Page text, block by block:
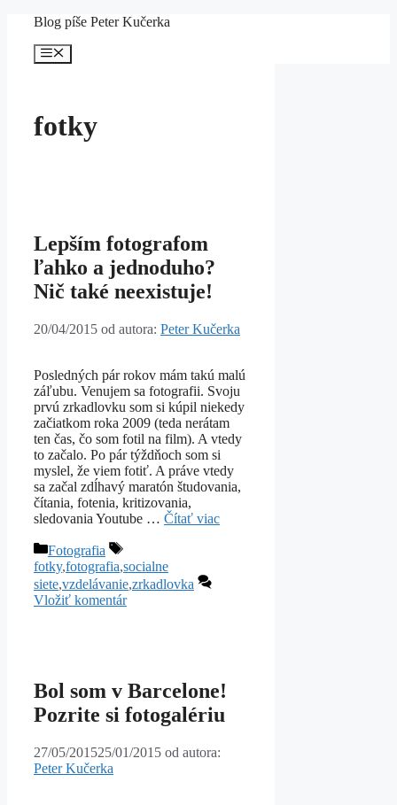
Preskočiť
Blog píše Peter Kučerka
Menu
fotky
Lepším fotografom
ľahko a jednoduho?
Nič také neexistuje!
20/04/2015 od autora: Peter Kučerka
Posledných pár rokov mám takú malú
záľubu. Venujem sa fotografii. Svoju
prvú zrkadlovku som si kúpil niekedy
začiatkom roka 2009 (teda nerátam
ten čas, čo som fotil na film). A vtedy
to začalo. Po pár týždňoch som si
myslel, že viem fotiť. A práve vtedy
sa začal zdĺhavý maratón študovania,
čítania, fotenia, kritizovania,
sledovania Youtube … Čítať viac
Kategórie
Fotografia
Značky
fotky,fotografia,socialne
siete,vzdelávanie,zrkadlovka
Vložiť komentár
Bol som v Barcelone!
Pozrite si fotogalériu
27/05/201525/01/2015 od autora:
Peter Kučerka